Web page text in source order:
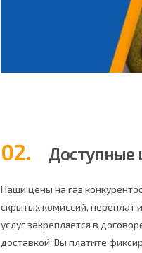
02. Доступные
Наши цены на газ
скрытых комиссий, переплат
услуг закрепляется в
доставкой. Вы платите